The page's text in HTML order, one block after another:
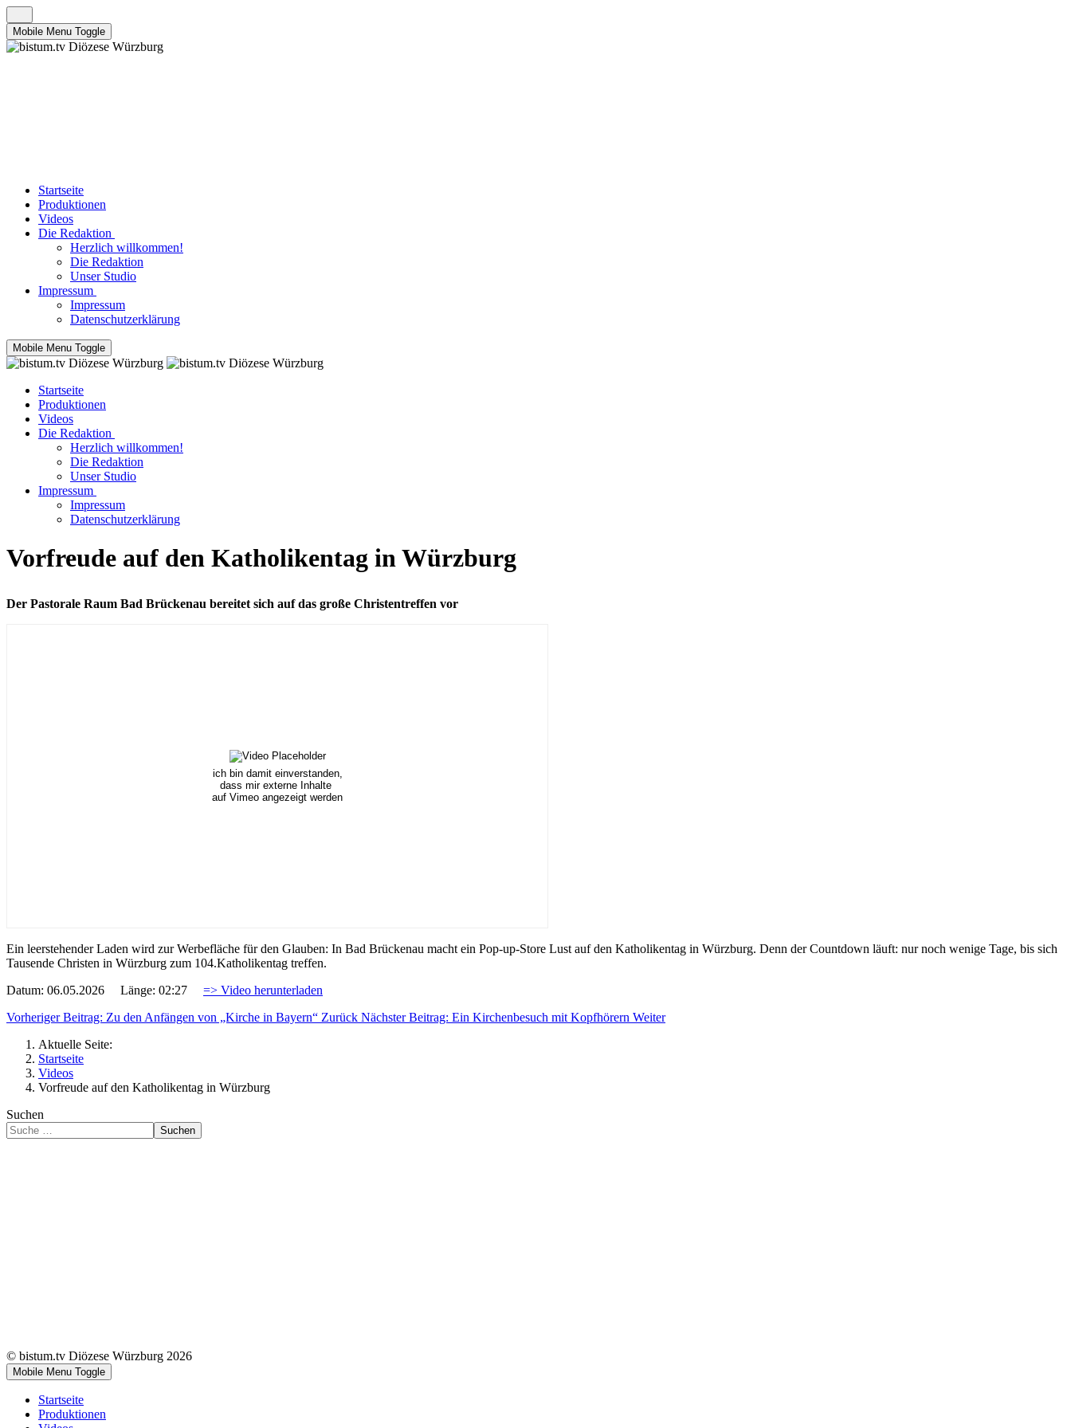
Mobile Menu Toggle
Startseite
Produktionen
Videos
Die Redaktion
Herzlich willkommen!
Die Redaktion
Unser Studio
Impressum
Impressum
Datenschutzerklärung
Mobile Menu Toggle
Startseite
Produktionen
Videos
Die Redaktion
Herzlich willkommen!
Die Redaktion
Unser Studio
Impressum
Impressum
Datenschutzerklärung
Vorfreude auf den Katholikentag in Würzburg
Der Pastorale Raum Bad Brückenau bereitet sich auf das große Christentreffen vor
ich bin damit einverstanden,
dass mir externe Inhalte
auf Vimeo angezeigt werden
Ein leerstehender Laden wird zur Werbefläche für den Glauben: In Bad Brückenau macht ein Pop-up-Store Lust auf den Katholikentag in Würzburg. Denn der Countdown läuft: nur noch wenige Tage, bis sich
Tausende Christen in Würzburg zum 104.Katholikentag treffen.
Datum: 06.05.2026 Länge: 02:27 => Video herunterladen
Vorheriger Beitrag: Zu den Anfängen von „Kirche in Bayern“ Zurück Nächster Beitrag: Ein Kirchenbesuch mit Kopfhörern Weiter
Aktuelle Seite:
Startseite
Videos
Vorfreude auf den Katholikentag in Würzburg
Suchen
Suchen
© bistum.tv Diözese Würzburg 2026
Mobile Menu Toggle
Startseite
Produktionen